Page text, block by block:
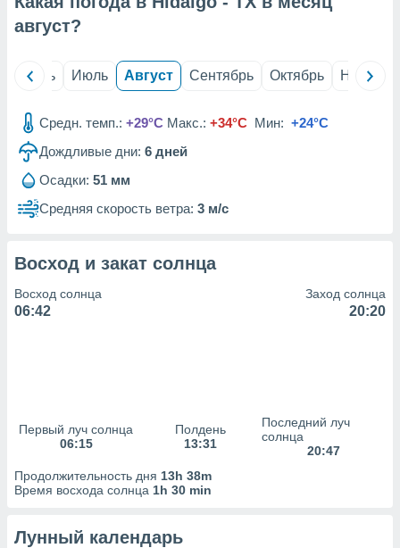
из
данных
наших 1199
август?
Июнь Июль Август Сентябрь Октябрь Ноябрь
Средн. темп.: +29°C Макс.: +34°C Мин: +24°C
Дождливые дни: 6 дней
Осадки: 51 мм
Средняя скорость ветра: 3 м/с
Восход и закат солнца
Восход солнца
06:42
Заход солнца
20:20
Первый луч солнца
06:15
Полдень
13:31
Последний луч
солнца
20:47
Продолжительность дня 13h 38m
Время восхода солнца 1h 30 min
Лунный календарь